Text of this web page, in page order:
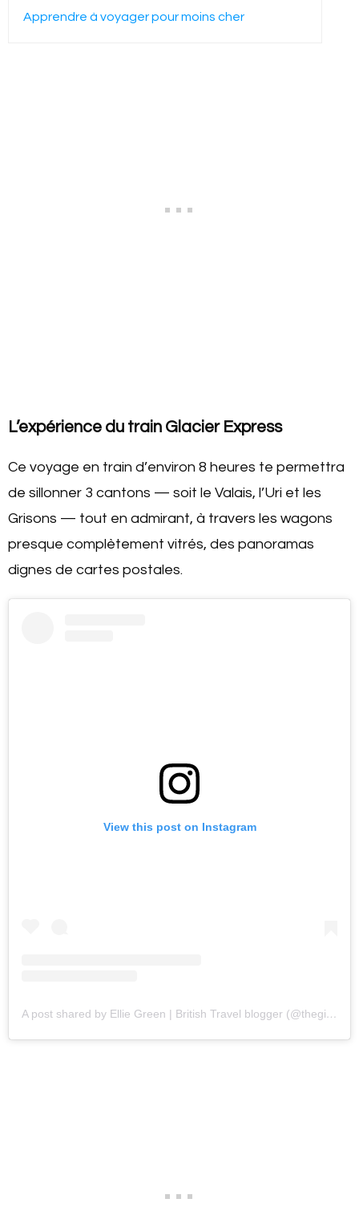
Apprendre à voyager pour moins cher
L’expérience du train Glacier Express
Ce voyage en train d’environ 8 heures te permettra
de sillonner 3 cantons — soit le Valais, l’Uri et les
Grisons — tout en admirant, à travers les wagons
presque complètement vitrés, des panoramas
dignes de cartes postales.
View this post on Instagram
A post shared by Ellie Green | British Travel blogger (@thegingerwanderlust)